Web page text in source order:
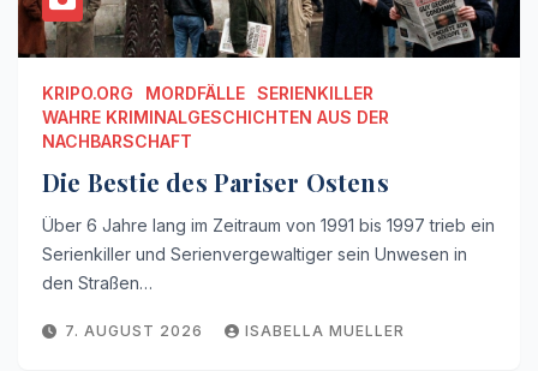
KRIPO.ORG MORDFÄLLE SERIENKILLER
WAHRE KRIMINALGESCHICHTEN AUS DER
NACHBARSCHAFT
Die Bestie des Pariser Ostens
Über 6 Jahre lang im Zeitraum von 1991 bis 1997 trieb ein
Serienkiller und Serienvergewaltiger sein Unwesen in
den Straßen…
7. AUGUST 2026 ISABELLA MUELLER